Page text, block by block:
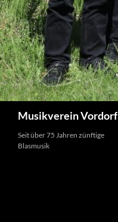
Musikverein Vordorf
Seit über 75 Jahren zünftige
Blasmusik